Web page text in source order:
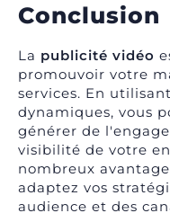
Conclusion
La publicité vidéo
promouvoir votre
services. En
dynamiques, vous
générer de
visibilité de votre
nombreux
adaptez vos
audience et des